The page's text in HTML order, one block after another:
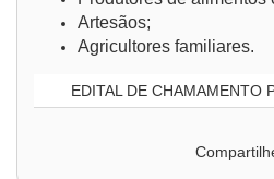
Artesãos;
Agricultores familiares.
EDITAL DE CHAMAMENTO